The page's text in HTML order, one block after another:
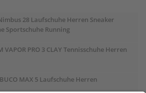
28 Laufschuhe Herren Sneaker
Sportschuhe Running
VAPOR PRO 3 CLAY Tennisschuhe Herren
MAX 5 Laufschuhe Herren